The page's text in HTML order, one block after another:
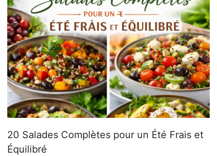
20 Salades Complètes pour un Été Frais et
Équilibré